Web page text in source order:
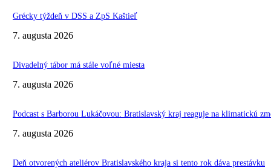
Grécky týždeň v DSS a ZpS Kaštieľ
7. augusta 2026
Divadelný tábor má stále voľné miesta
7. augusta 2026
Podcast s Barborou Lukáčovou: Bratislavský kraj reaguje na klimatickú
7. augusta 2026
Deň otvorených ateliérov Bratislavského kraja si tento rok dáva prestávku